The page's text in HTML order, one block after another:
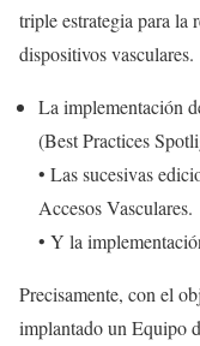
triple estrategia para la
dispositivos vasculares.
La implementación
(Best Practices
• Las sucesivas
Accesos Vasculares.
• Y la
Precisamente, con el
implantado un Equipo